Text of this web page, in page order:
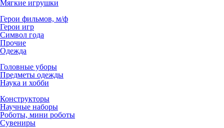
Мягкие игрушки
Герои фильмов, м/ф
Герои игр
Символ года
Прочие
Одежда
Головные уборы
Предметы одежды
Наука и хобби
Конструкторы
Научные наборы
Роботы, мини роботы
Сувениры